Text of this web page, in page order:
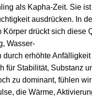
als Kapha-Zeit. Sie
ausdrücken. In
Körper drückt sich diese
Wasser-
erhöhte
für Stabilität, Substanz
zu dominant, fühlen
die Wärme,